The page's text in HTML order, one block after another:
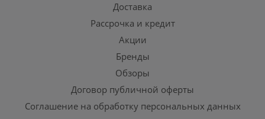
Доставка
Рассрочка и кредит
Акции
Бренды
Обзоры
Договор публичной оферты
Соглашение на обработку персональных данных